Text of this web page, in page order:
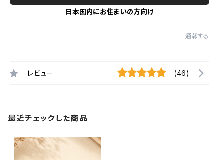
日本国内にお住まいの方向け
通報する
レビュー (46)
最近チェックした商品